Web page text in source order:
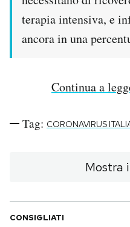
terapia intensiva, e
ancora in una
Continua a
Tag: CORONAVIRUS
Mostra
CONSIGLIATI